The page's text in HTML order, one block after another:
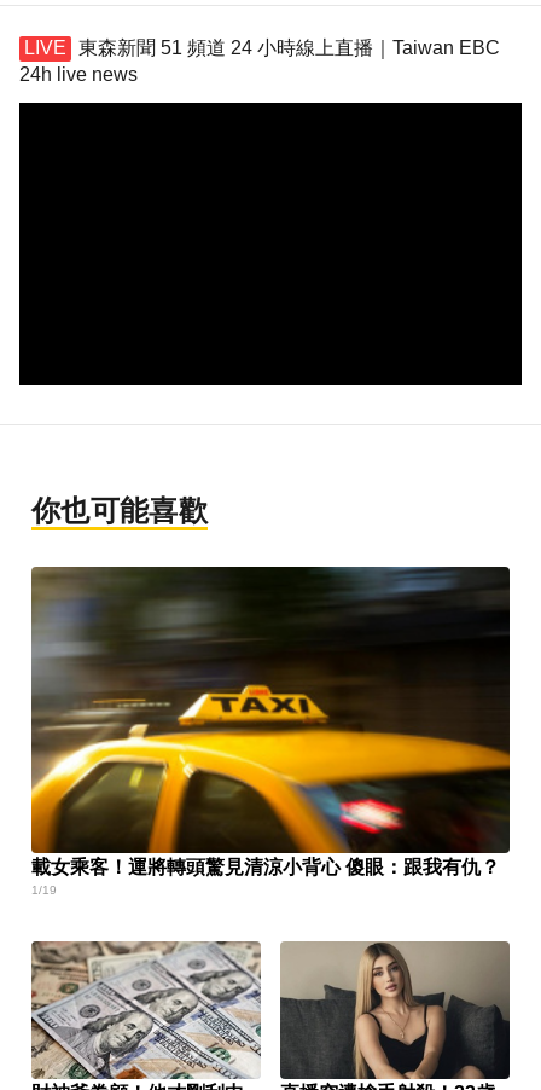
東森新聞 51 頻道 24 小時線上直播｜Taiwan EBC
24h live news
你也可能喜歡
載女乘客！運將轉頭驚見清涼小背心 傻眼：跟我有仇？
1/19